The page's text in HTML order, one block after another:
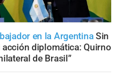
en la Argentina Sin
diplomática: Quirno
de Brasil”